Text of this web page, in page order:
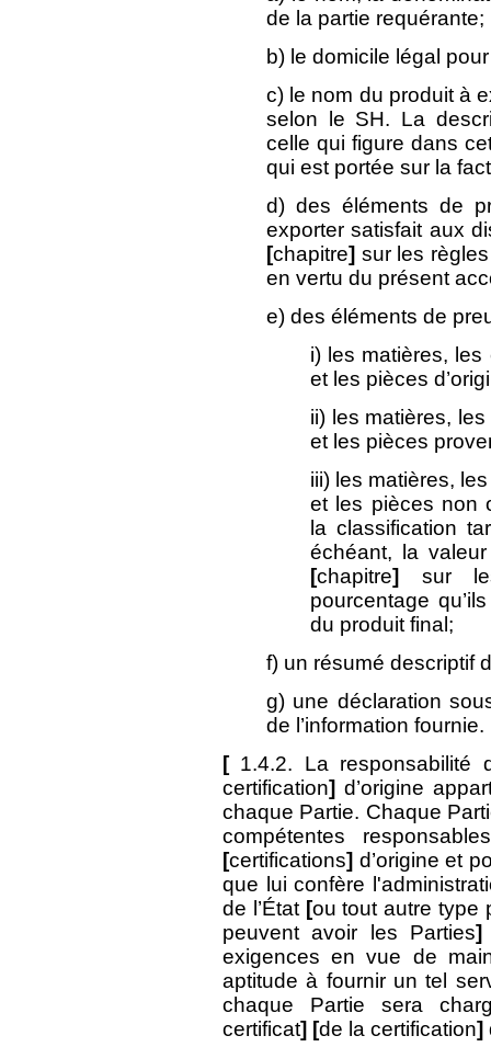
de la partie requérante;
b) le domicile légal
c) le nom du produit à
selon le SH. La
celle qui figure dans
qui est portée sur la
d) des éléments de
exporter satisfait aux
[chapitre] sur les
en vertu du présent
e) des éléments de
i) les matières,
et les pièces
ii) les matières,
et les pièces
iii) les matières,
et les pièces non
la classification
échéant, la
[chapitre] sur
pourcentage
du produit final;
f) un résumé descriptif
g) une déclaration
de l’information fournie.
[ 1.4.2. La
certification] d’origine
chaque Partie. Chaque
compétentes
[certifications] d’origine et
que lui confère
de l’État [ou tout autre type
peuvent avoir les Parties
exigences en vue de
aptitude à fournir un tel
chaque Partie sera
certificat] [de la certification]